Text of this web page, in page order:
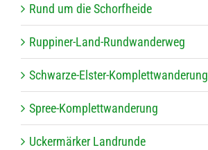
Rund um die Schorfheide
Rup­pi­ner-Land-Rund­wan­der­weg
Schwarze-Els­ter-Kom­plett­wan­de­rung
Spree-Kom­plett­wan­de­rung
Ucker­mär­ker Landrunde